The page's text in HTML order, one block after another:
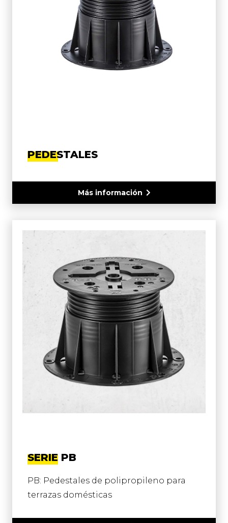
PEDESTALES
Más información
SERIE PB
PB: Pedestales de polipropileno para
terrazas domésticas